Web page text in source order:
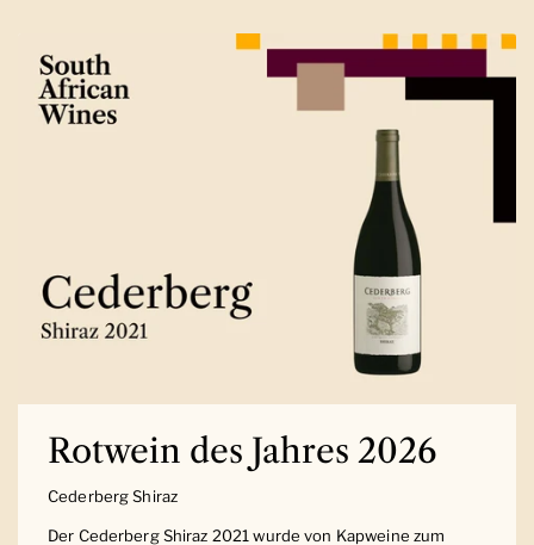
Rotwein des Jahres 2026
Cederberg Shiraz
Der Cederberg Shiraz 2021 wurde von Kapweine zum